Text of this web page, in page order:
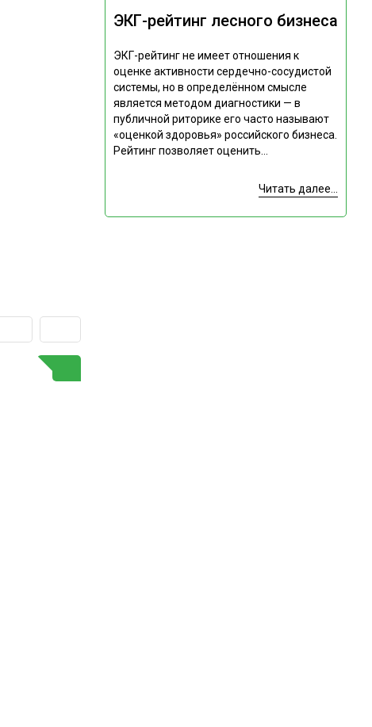
ЭКГ-рейтинг лесного бизнеса
ЭКГ-рейтинг не имеет отношения к
оценке активности сердечно-сосудистой
системы, но в определённом смысле
является методом диагностики — в
публичной риторике его часто называют
«оценкой здоровья» российского бизнеса.
Рейтинг позволяет оценить...
Читать далее...